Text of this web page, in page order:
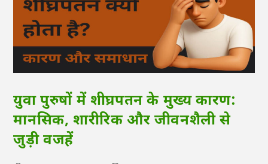
युवा पुरुषों में शीघ्रपतन के मुख्य कारण:
मानसिक, शारीरिक और जीवनशैली से
जुड़ी वजहें